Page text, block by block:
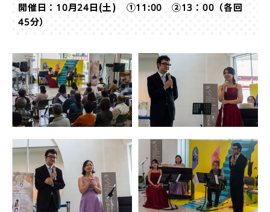
開催日：10月24日(土) ①11:00 ②13：00（各回
45分）